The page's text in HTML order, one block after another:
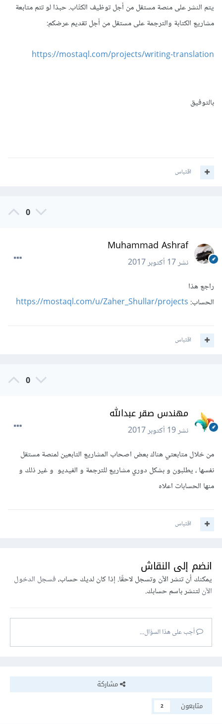
يتم النشر على منصة مستقل من أجل توظيف الكتّاب. حبذا لو تتم متابعة
مشاريع الكتابة والترجمة على مستقل من أجل تقديم عرضكم:
https://mostaql.com/projects/writing-translation
بالتوفيق
اقتباس
0
Muhammad Ashraf
نشر17 أكتوبر 2017
راجع هذا
الحساب: https://mostaql.com/u/Zaher_Shullar/projects
اقتباس
0
مهندس صقر عبدالله
نشر19 أكتوبر 2017
من خلال متابعتي هناك بعض اصحاب المشاريع التابعين لمنصة مستقل
نفسها ، يطلبون و بشكل دوري مشاريع للترجمة و الفيديو و غير ذلك و
منها الحسابات اعلاه
اقتباس
انضم إلى النقاش
يمكنك أن تنشر الآن وتسجل لاحقًا. إذا كان لديك حساب،فسجل الدخول
الآنلتنشر باسم حسابك.
أجب على هذا السؤال...
مشاركة
متابعون
2